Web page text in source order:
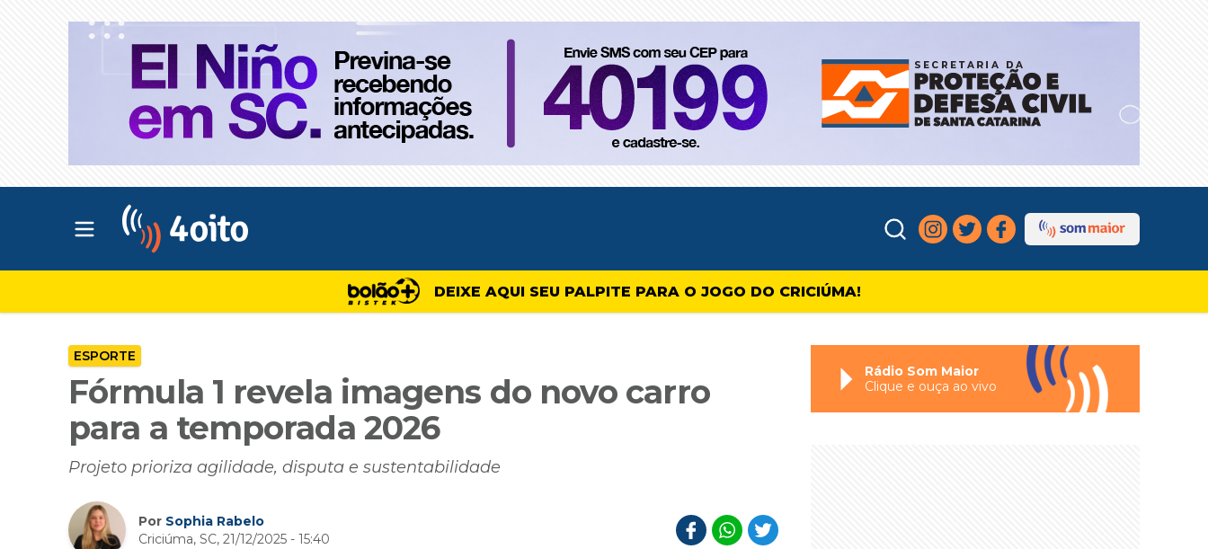
Abrir menu principal
DEIXE AQUI SEU PALPITE PARA O JOGO DO CRICIÚMA!
ESPORTE
Fórmula 1 revela imagens do novo carro
para a temporada 2026
Projeto prioriza agilidade, disputa e sustentabilidade
Por Sophia Rabelo
Criciúma, SC, 21/12/2025 - 15:40
Rádio Som Maior
Clique e ouça ao vivo